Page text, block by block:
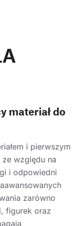
materiał do
i pierwszym
względu na
i odpowiedni
zarówno
figurek oraz